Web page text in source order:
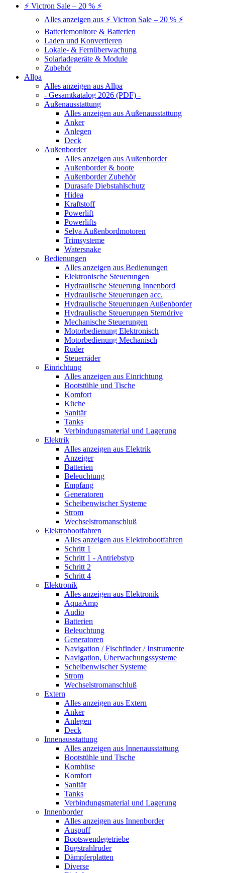
⚡ Victron Sale – 20 % ⚡
Alles anzeigen aus ⚡ Victron Sale – 20 % ⚡
Batteriemonitore & Batterien
Laden und Konvertieren
Lokale- & Fernüberwachung
Solarladegeräte & Module
Zubehör
Allpa
Alles anzeigen aus Allpa
- Gesamtkatalog 2026 (PDF) -
Außenausstattung
Alles anzeigen aus Außenausstattung
Anker
Anlegen
Deck
Außenborder
Alles anzeigen aus Außenborder
Außenborder & boote
Außenborder Zubehör
Durasafe Diebstahlschutz
Hidea
Kraftstoff
Powerlift
Powerlifts
Selva Außenbordmotoren
Trimsysteme
Watersnake
Bedienungen
Alles anzeigen aus Bedienungen
Elektronische Steuerungen
Hydraulische Steuerung Innenbord
Hydraulische Steuerungen acc.
Hydraulische Steuerungen Außenborder
Hydraulische Steuerungen Sterndrive
Mechanische Steuerungen
Motorbedienung Elektronisch
Motorbedienung Mechanisch
Ruder
Steuerräder
Einrichtung
Alles anzeigen aus Einrichtung
Bootstühle und Tische
Komfort
Küche
Sanitär
Tanks
Verbindungsmaterial und Lagerung
Elektrik
Alles anzeigen aus Elektrik
Anzeiger
Batterien
Beleuchtung
Empfang
Generatoren
Scheibenwischer Systeme
Strom
Wechselstromanschluß
Elektrobootfahren
Alles anzeigen aus Elektrobootfahren
Schritt 1
Schritt 1 - Antriebstyp
Schritt 2
Schritt 4
Elektronik
Alles anzeigen aus Elektronik
AquaAmp
Audio
Batterien
Beleuchtung
Generatoren
Navigation / Fischfinder / Instrumente
Navigation, Überwachungssysteme
Scheibenwischer Systeme
Strom
Wechselstromanschluß
Extern
Alles anzeigen aus Extern
Anker
Anlegen
Deck
Innenausstattung
Alles anzeigen aus Innenausstattung
Bootstühle und Tische
Kombüse
Komfort
Sanitär
Tanks
Verbindungsmaterial und Lagerung
Innenborder
Alles anzeigen aus Innenborder
Auspuff
Bootswendegetriebe
Bugstrahlruder
Dämpferplatten
Diverse